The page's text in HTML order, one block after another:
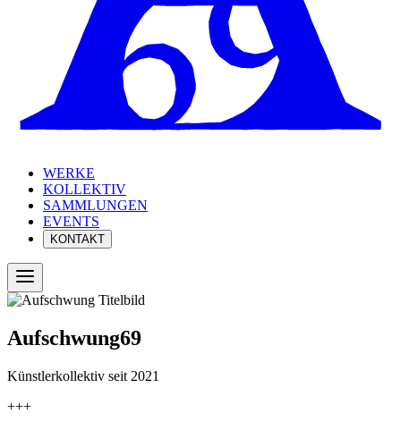
WERKE
KOLLEKTIV
SAMMLUNGEN
EVENTS
KONTAKT
Aufschwung69
Künstlerkollektiv seit 2021
+++